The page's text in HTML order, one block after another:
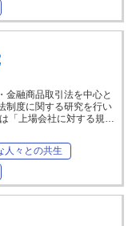
金融商品取引法を中心と
制度に関する研究を行い
「上場会社に対する規…
人々との共生